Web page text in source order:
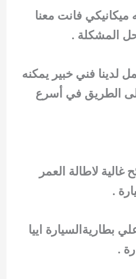
ميكانيكي فانت معنا
المشكلة .
لدينا فني خبير يمكنه
الطريق في أسرع
غالية لاطالة العمر
.
بطاريةالسيارة اييا
.